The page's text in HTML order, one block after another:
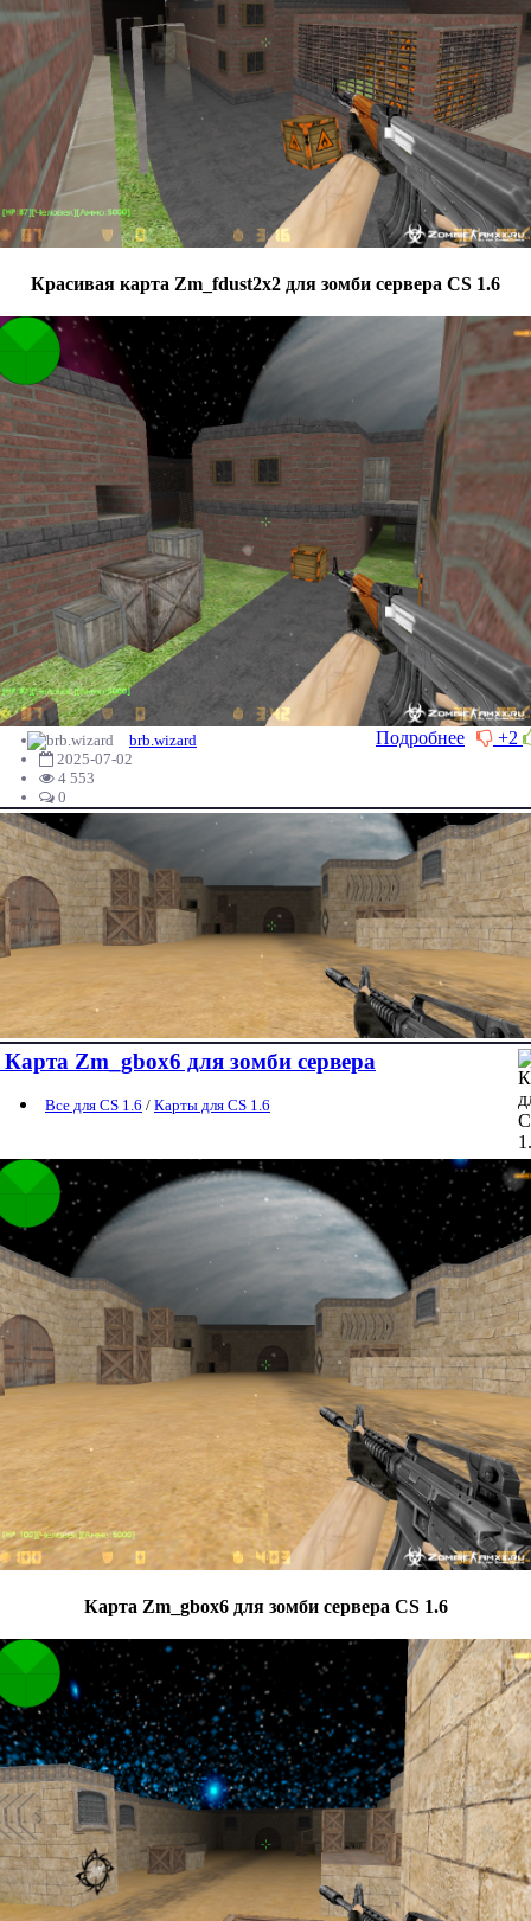
Красивая карта Zm_fdust2x2 для зомби сервера CS 1.6
+2
Подробнее
brb.wizard
2025-07-02
4 553
0
Карта Zm_gbox6 для зомби сервера
Все для CS 1.6 / Карты для CS 1.6
Карта Zm_gbox6 для зомби сервера CS 1.6